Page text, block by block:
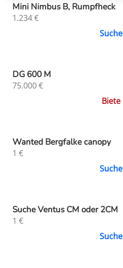
Mini Nimbus B, Rumpfheck
1.234€
Suche
DG 600 M
75.000€
Biete
Wanted Bergfalke canopy
1 €
Suche
Suche Ventus CM oder 2CM
1 €
Suche